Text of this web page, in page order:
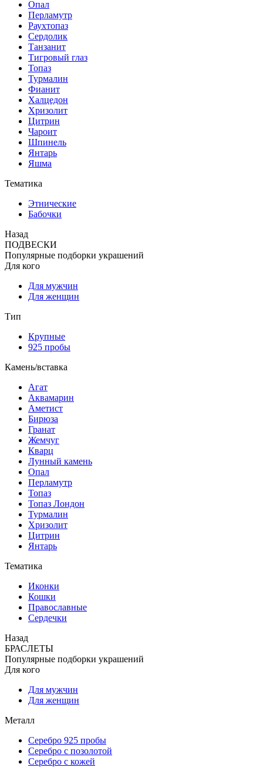
Опал
Перламутр
Раухтопаз
Сердолик
Танзанит
Тигровый глаз
Топаз
Турмалин
Фианит
Халцедон
Хризолит
Цитрин
Чароит
Шпинель
Янтарь
Яшма
Тематика
Этнические
Бабочки
Назад
ПОДВЕСКИ
Популярные подборки украшений
Для кого
Для мужчин
Для женщин
Тип
Крупные
925 пробы
Камень/вставка
Агат
Аквамарин
Аметист
Бирюза
Гранат
Жемчуг
Кварц
Лунный камень
Опал
Перламутр
Топаз
Топаз Лондон
Турмалин
Хризолит
Цитрин
Янтарь
Тематика
Иконки
Кошки
Православные
Сердечки
Назад
БРАСЛЕТЫ
Популярные подборки украшений
Для кого
Для мужчин
Для женщин
Металл
Серебро 925 пробы
Серебро с позолотой
Серебро с кожей